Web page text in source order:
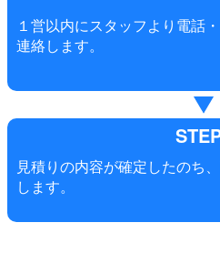
１営以内にスタッフより電話
連絡します。
見積りの内容が確定したのち
します。